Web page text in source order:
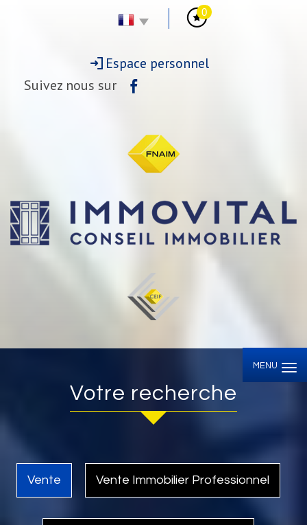
0
Espace personnel
Suivez nous sur
MENU
Votre recherche
Vente Vente Immobilier Professionnel